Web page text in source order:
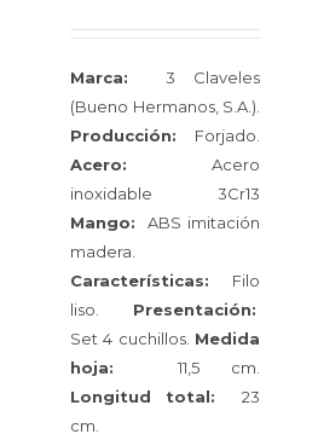
Marca: 3 Claveles
(Bueno Hermanos, S.A.).
Producción: Forjado.
Acero: Acero
inoxidable 3Cr13
Mango: ABS imitación
madera.
Características: Filo
liso. Presentación:
Set 4 cuchillos. Medida
hoja: 11,5 cm.
Longitud total: 23
cm.